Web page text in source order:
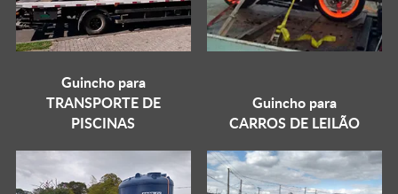
Guincho para
TRANSPORTE DE
PISCINAS
Guincho para
CARROS DE LEILÃO